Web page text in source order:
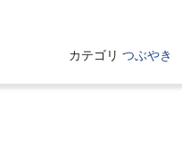
カテゴリ つぶやき